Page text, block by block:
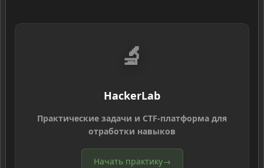
🔬
HackerLab
Практические задачи и CTF-платформа для
отработки навыков
Начать практику→